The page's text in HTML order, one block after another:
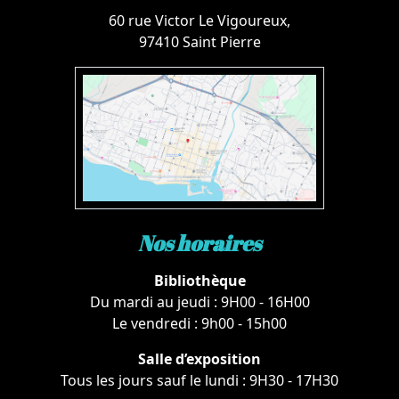
60 rue Victor Le Vigoureux,
97410 Saint Pierre
Nos horaires
Bibliothèque
Du mardi au jeudi : 9H00 - 16H00
Le vendredi : 9h00 - 15h00
Salle d’exposition
Tous les jours sauf le lundi : 9H30 - 17H30